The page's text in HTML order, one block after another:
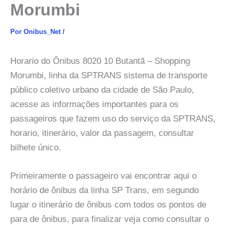
Morumbi
Por Onibus_Net /
Horario do Ônibus 8020 10 Butantã – Shopping
Morumbi, linha da SPTRANS sistema de transporte
público coletivo urbano da cidade de São Paulo,
acesse as informações importantes para os
passageiros que fazem uso do serviço da SPTRANS,
horario, itinerário, valor da passagem, consultar
bilhete único.
Primeiramente o passageiro vai encontrar aqui o
horário de ônibus da linha SP Trans, em segundo
lugar o itinerário de ônibus com todos os pontos de
para de ônibus, para finalizar veja como consultar o